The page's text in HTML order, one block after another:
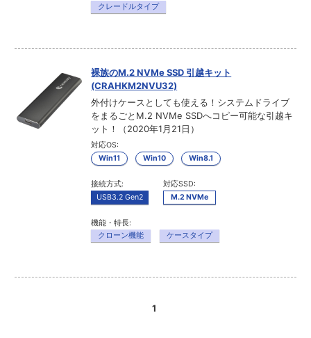
クレードルタイプ
裸族のM.2 NVMe SSD 引越キット
(CRAHKM2NVU32)
外付けケースとしても使える！システムドライブ
をまるごとM.2 NVMe SSDへコピー可能な引越キ
ット！（2020年1月21日）
対応OS:
Win11
Win10 Win8.1
接続方式:
USB3.2 Gen2
対応SSD:
M.2 NVMe
機能・特長:
クローン機能
ケースタイプ
1